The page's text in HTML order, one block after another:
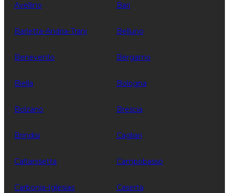
Avellino Bari
Barletta-Andria-Trani Belluno
Benevento Bergamo
Biella Bologna
Bolzano Brescia
Brindisi Cagliari
Caltanisetta Campobasso
Carbonia-Iglesias Caserta